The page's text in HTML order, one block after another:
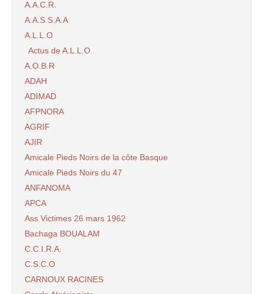
A.A.C.R.
A.A.S.S.A.A
A.L.L.O
Actus de A.L.L.O
A.O.B.R
ADAH
ADIMAD
AFPNORA
AGRIF
AJIR
Amicale Pieds Noirs de la côte Basque
Amicale Pieds Noirs du 47
ANFANOMA
APCA
Ass Victimes 26 mars 1962
Bachaga BOUALAM
C.C.I.R.A.
C.S.C.O
CARNOUX RACINES